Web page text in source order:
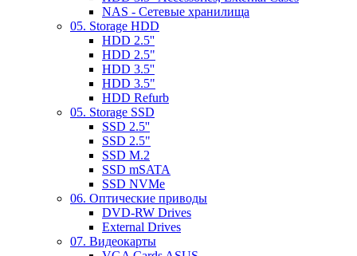
NAS - Сетевые хранилища
05. Storage HDD
HDD 2.5''
HDD 2.5"
HDD 3.5''
HDD 3.5"
HDD Refurb
05. Storage SSD
SSD 2.5''
SSD 2.5"
SSD M.2
SSD mSATA
SSD NVMe
06. Оптические приводы
DVD-RW Drives
External Drives
07. Видеокарты